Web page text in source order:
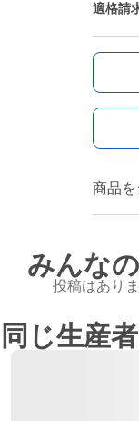
適格請
商品
みんな
投稿はあり
同じ生産